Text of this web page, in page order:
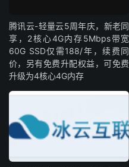
腾讯云-轻量云5周年庆，新老同
享，2核心4G内存5Mbps带宽
60G SSD仅需188/年，续费同
价，另有免费升配权益，可免费
升级为4核心4G内存